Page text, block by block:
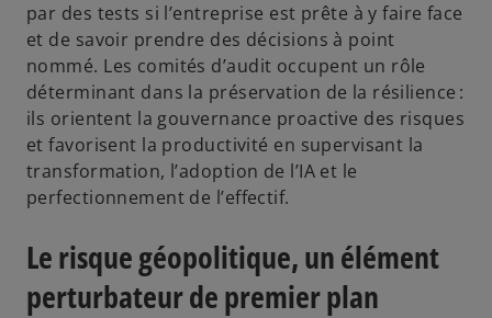
par des tests si l’entreprise est prête à y faire face
et de savoir prendre des décisions à point
nommé. Les comités d’audit occupent un rôle
déterminant dans la préservation de la résilience :
ils orientent la gouvernance proactive des risques
et favorisent la productivité en supervisant la
transformation, l’adoption de l’IA et le
perfectionnement de l’effectif.
Le risque géopolitique, un élément
perturbateur de premier plan